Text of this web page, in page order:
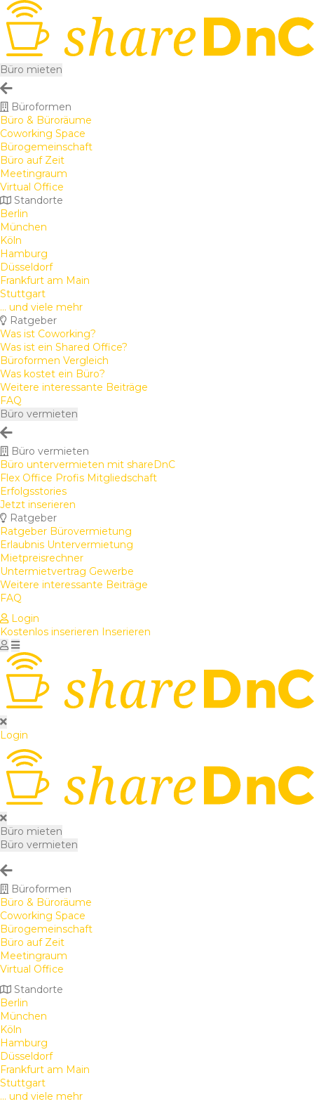
Büro mieten
Büroformen
Büro & Büroräume
Coworking Space
Bürogemeinschaft
Büro auf Zeit
Meetingraum
Virtual Office
Standorte
Berlin
München
Köln
Hamburg
Düsseldorf
Frankfurt am Main
Stuttgart
... und viele mehr
Ratgeber
Was ist Coworking?
Was ist ein Shared Office?
Büroformen Vergleich
Was kostet ein Büro?
Weitere interessante Beiträge
FAQ
Büro vermieten
Büro vermieten
Büro untervermieten mit shareDnC
Flex Office Profis Mitgliedschaft
Erfolgsstories
Jetzt inserieren
Ratgeber
Ratgeber Bürovermietung
Erlaubnis Untervermietung
Mietpreisrechner
Untermietvertrag Gewerbe
Weitere interessante Beiträge
FAQ
Login
Kostenlos inserieren Inserieren
Login
Büro mieten
Büro vermieten
Büroformen
Büro & Büroräume
Coworking Space
Bürogemeinschaft
Büro auf Zeit
Meetingraum
Virtual Office
Standorte
Berlin
München
Köln
Hamburg
Düsseldorf
Frankfurt am Main
Stuttgart
... und viele mehr